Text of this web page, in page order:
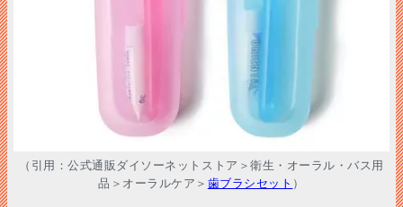
（引用：公式通販ダイソーネットストア＞衛生・オーラル・バス用
品＞オーラルケア＞ 歯ブラシセット ）